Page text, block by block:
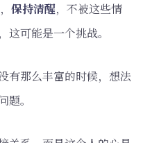
保持清醒，不被这些情
可能是一个挑战。
有那么丰富的时候，想法
。